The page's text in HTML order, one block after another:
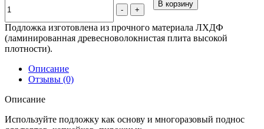
- +
В корзину
Подложка изготовлена из прочного материала ЛХДФ
(ламинированная древесноволокнистая плита высокой
плотности).
Описание
Отзывы (0)
Описание
Используйте подложку как основу и многоразовый поднос